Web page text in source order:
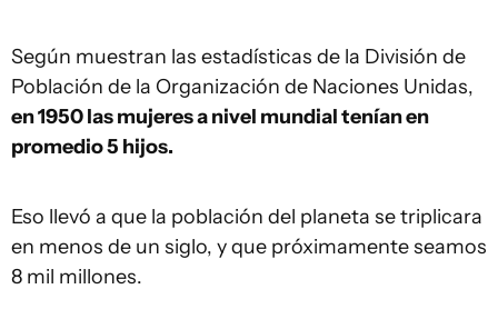
Según muestran las estadísticas de la División de
Población de la Organización de Naciones Unidas,
en 1950 las mujeres a nivel mundial tenían en
promedio 5 hijos.
Eso llevó a que la población del planeta se triplicara
en menos de un siglo, y que próximamente seamos
8 mil millones.